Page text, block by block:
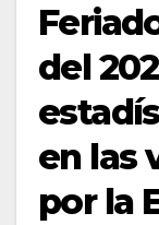
del
en las
por la